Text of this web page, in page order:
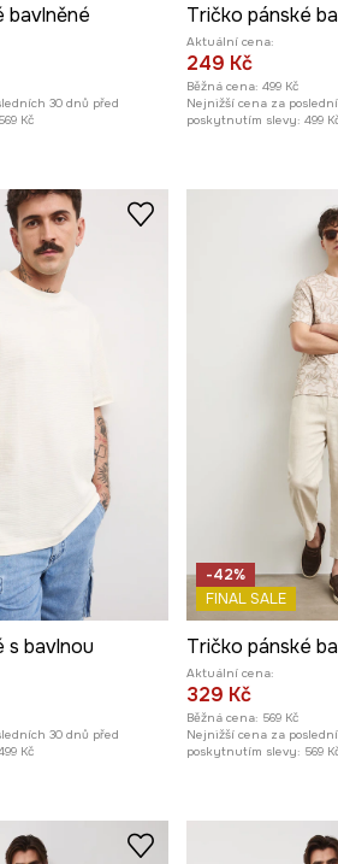
bavlněné
30 dnů před
569 Kč
Aktuální cena:
249 Kč
Běžná cena: 499 Kč
Nejnižší cena za
poskytnutím slevy: 499
s bavlnou
30 dnů před
Kč
-42%
FINAL SALE
Aktuální cena:
329 Kč
Běžná cena: 569 Kč
Nejnižší cena za
poskytnutím slevy: 569